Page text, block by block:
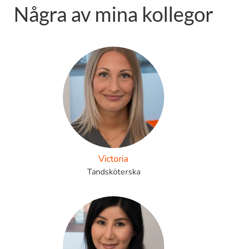
Några av mina kollegor
Victoria
Tandsköterska